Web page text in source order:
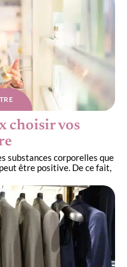
choisir vos
substances corporelles que
être positive. De ce fait,